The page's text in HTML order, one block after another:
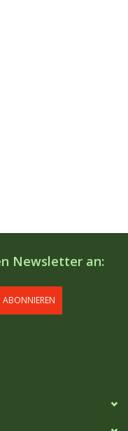
Newsletter an:
ABONNIEREN